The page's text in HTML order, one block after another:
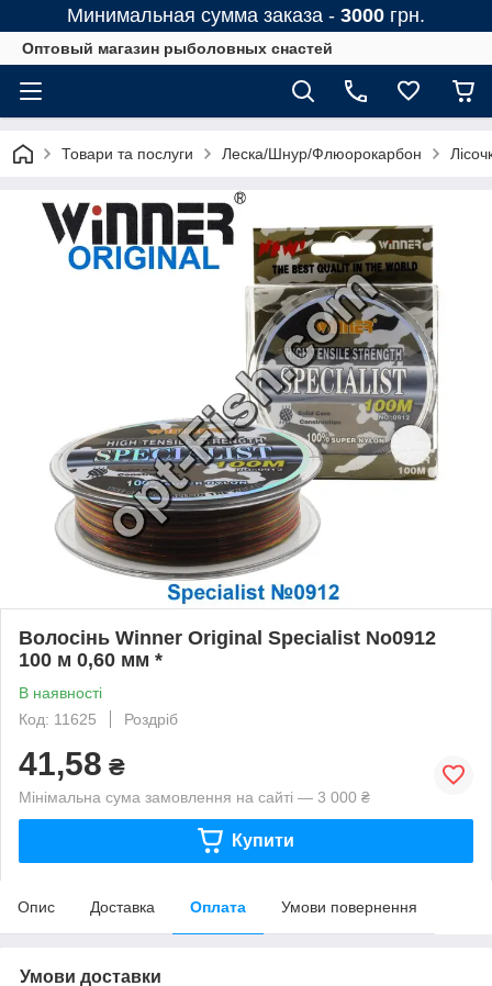
Минимальная сумма заказа - 3000 грн.
Оптовый магазин рыболовных снастей
Товари та послуги Леска/Шнур/Флюорокарбон
Волосінь Winner Original Specialist No0912
100 м 0,60 мм *
В наявності
Код: 11625
Роздріб
41,58 ₴
Мінімальна сума замовлення на сайті — 3 000 ₴
Купити
Опис Доставка Оплата Умови повернення
Умови доставки